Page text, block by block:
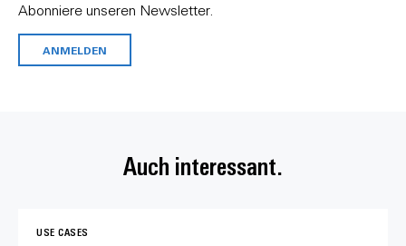
Abonniere unseren Newsletter.
ANMELDEN
Auch interessant.
USE CASES